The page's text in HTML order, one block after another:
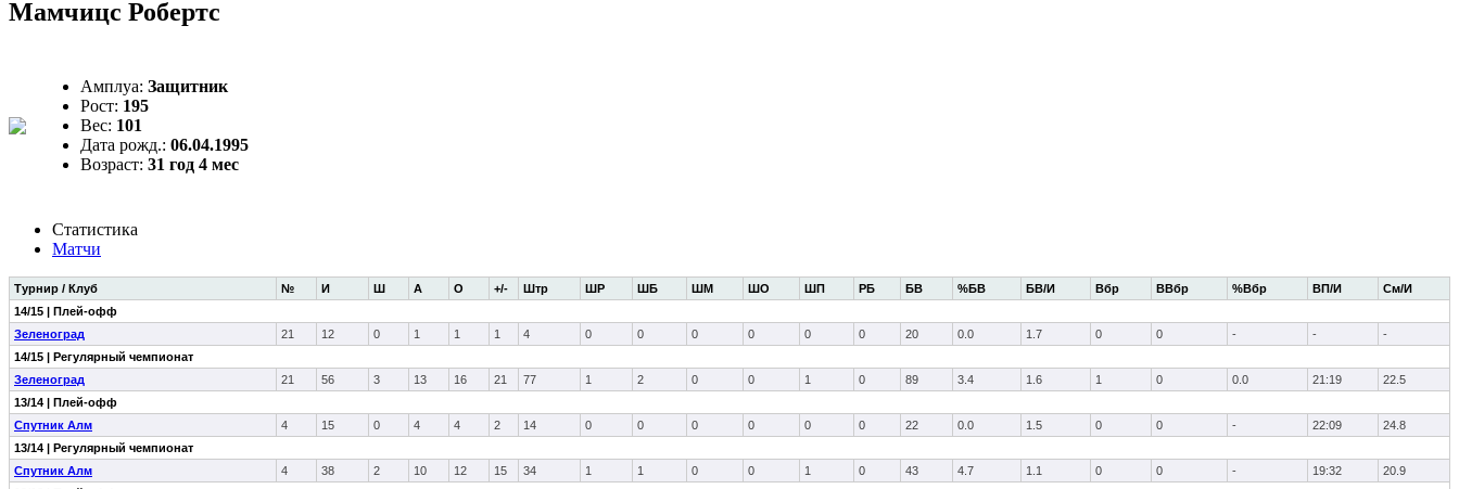
Мамчицс Робертс
Амплуа: Защитник
Рост: 195
Вес: 101
Дата рожд.: 06.04.1995
Возраст: 31 год 4 мес
Статистика
Матчи
Турнир / Клуб № И Ш А О +/- Штр ШР ШБ ШМ ШО ШП РБ БВ %БВ БВ/И Вбр ВВбр %Вбр ВП/И См/И
14/15 | Плей-офф
Зеленоград
21 12 0 1 1 1 4 0 0 0 0 0 0 20 0.0 1.7 0 0 - -
-
14/15 | Регулярный чемпионат
Зеленоград
21 56 3 13 16 21 77 1 2 0 0 1 0 89 3.4 1.6 1 0 0.0 21:19
22.5
13/14 | Плей-офф
Спутник Алм
4 15 0 4 4 2 14 0 0 0 0 0 0 22 0.0 1.5 0 0 - 22:09
24.8
13/14 | Регулярный чемпионат
Спутник Алм
4 38 2 10 12 15 34 1 1 0 0 1 0 43 4.7 1.1 0 0 - 19:32
20.9